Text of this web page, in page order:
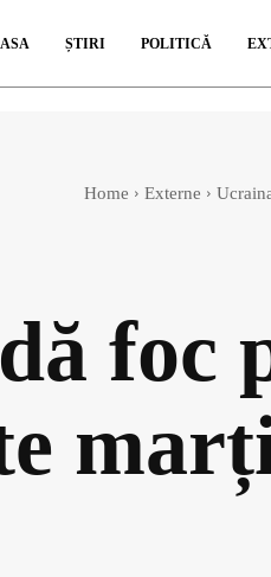
ȘTIRI POLITICĂ
Home Externe
foc